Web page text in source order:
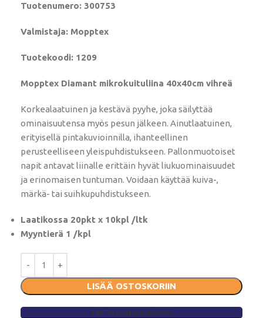
Tuotenumero: 300753
Valmistaja: Mopptex
Tuotekoodi: 1209
Mopptex Diamant mikrokuituliina 40x40cm vihreä
Korkealaatuinen ja kestävä pyyhe, joka säilyttää
ominaisuutensa myös pesun jälkeen. Ainutlaatuinen,
erityisellä pintakuvioinnilla, ihanteellinen
perusteelliseen yleispuhdistukseen. Pallonmuotoiset
napit antavat liinalle erittäin hyvät liukuominaisuudet
ja erinomaisen tuntuman. Voidaan käyttää kuiva-,
märkä- tai suihkupuhdistukseen.
Laatikossa 20pkt x 10kpl /ltk
Myyntierä 1 /kpl
LISÄÄ OSTOSKORIIN
TÄYTÄ LAINAHAKEMUS